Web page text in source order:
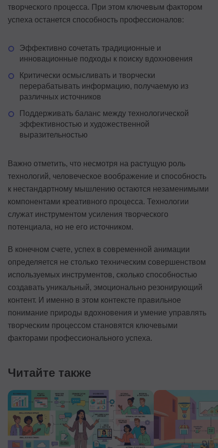
творческого процесса. При этом ключевым фактором
успеха останется способность профессионалов:
Эффективно сочетать традиционные и
инновационные подходы к поиску вдохновения
Критически осмысливать и творчески
перерабатывать информацию, получаемую из
различных источников
Поддерживать баланс между технологической
эффективностью и художественной
выразительностью
Важно отметить, что несмотря на растущую роль
технологий, человеческое воображение и способность
к нестандартному мышлению остаются незаменимыми
компонентами креативного процесса. Технологии
служат инструментом усиления творческого
потенциала, но не его источником.
В конечном счете, успех в современной анимации
определяется не столько техническим совершенством
используемых инструментов, сколько способностью
создавать уникальный, эмоционально резонирующий
контент. И именно в этом контексте правильное
понимание природы вдохновения и умение управлять
творческим процессом становятся ключевыми
факторами профессионального успеха.
Читайте также